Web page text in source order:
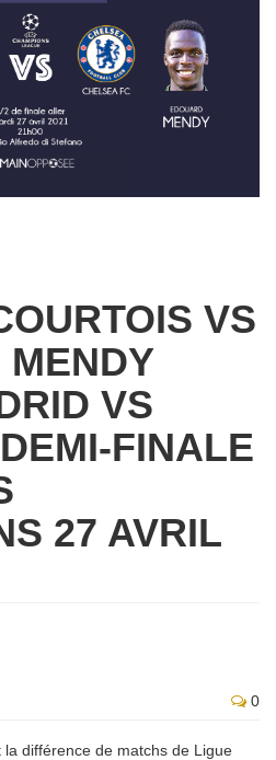
VS
VS
FINALE
27 AVRIL
0
la différence de matchs de Ligue